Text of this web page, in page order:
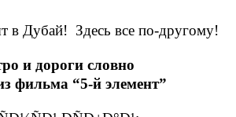
в Дубай! Здесь все по-другому!
и дороги словно
фильма “5-й элемент”